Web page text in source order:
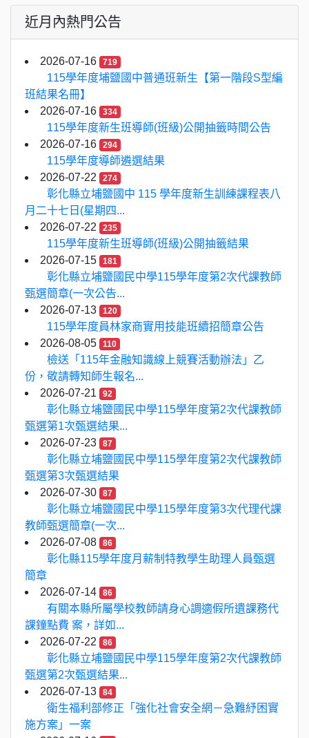
近月內熱門公告
2026-07-16 719
115學年度埔鹽國中普通班新生【第一階段S型編
班結果名冊】
2026-07-16
334
115學年度新生班導師(班級)公開抽籤時間公告
2026-07-16
294
115學年度導師遴選結果
2026-07-22
274
彰化縣立埔鹽國中 115 學年度新生訓練課程表八
月二十七日(星期四...
2026-07-22
235
115學年度新生班導師(班級)公開抽籤結果
2026-07-15
181
彰化縣立埔鹽國民中學115學年度第2次代課教師
甄選簡章(一次公告...
2026-07-13
120
115學年度員林家商實用技能班續招簡章公告
2026-08-05
110
檢送「115年金融知識線上競賽活動辦法」乙
份，敬請轉知師生報名...
2026-07-21
92
彰化縣立埔鹽國民中學115學年度第2次代課教師
甄選第1次甄選結果...
2026-07-23
87
彰化縣立埔鹽國民中學115學年度第2次代課教師
甄選第3次甄選結果
2026-07-30
87
彰化縣立埔鹽國民中學115學年度第3次代理代課
教師甄選簡章(一次...
2026-07-08
86
彰化縣115學年度月薪制特教學生助理人員甄選
簡章
2026-07-14
86
有關本縣所屬學校教師請身心調適假所遺課務代
課鐘點費 案，詳如...
2026-07-22
86
彰化縣立埔鹽國民中學115學年度第2次代課教師
甄選第2次甄選結果...
2026-07-13
84
衛生福利部修正「強化社會安全網－急難紓困實
施方案」一案